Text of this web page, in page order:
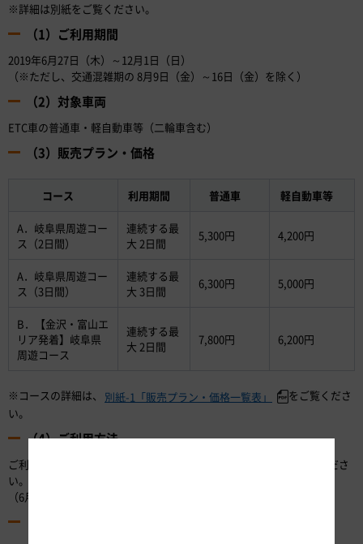
※詳細は別紙をご覧ください。
（1）ご利用期間
2019年6月27日（木）～12月1日（日）
（※ただし、交通混雑期の 8月9日（金）～16日（金）を除く）
（2）対象車両
ETC車の普通車・軽自動車等（二輪車含む）
（3）販売プラン・価格
コース 利用期間 普通車 軽自動車等
A．岐阜県周遊コー
ス（2日間）
連続する最
大 2日間
5,300円 4,200円
A．岐阜県周遊コー
ス（3日間）
連続する最
大 3日間
6,300円 5,000円
B．【金沢・富山エ
リア発着】岐阜県
周遊コース
連続する最
大 2日間
7,800円 6,200円
※コースの詳細は、 別紙-1「販売プラン・価格一覧表」
をご覧くださ
い。
（4）ご利用方法
ご利用開始前までにNEXCO中日本公式WEBサイトからお申し込みくださ
い。
（6月20日（木）15時より受付開始）